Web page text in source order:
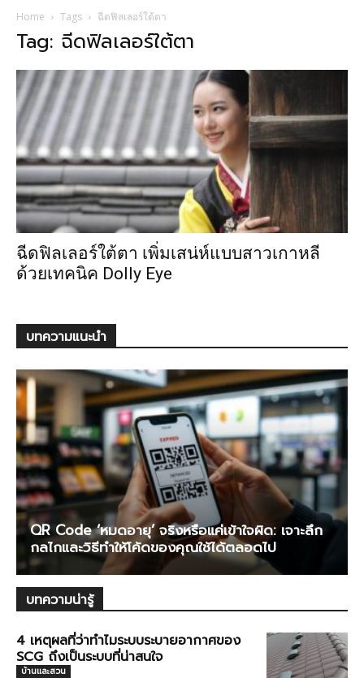
Home Tags ฉีดฟิลเลอร์ใต้ตา
Tag: ฉีดฟิลเลอร์ใต้ตา
ฉีดฟิลเลอร์ใต้ตา เพิ่มเสน่ห์แบบสาวเกาหลี
ด้วยเทคนิค Dolly Eye
บทความแนะนำ
QR Code ‘หมดอายุ’ จริงหรือแค่เข้าใจผิด: เจาะลึก
กลไกและวิธีทำให้โค้ดของคุณใช้ได้ตลอดไป
บทความน่ารู้
4 เหตุผลที่ว่าทำไมระบบระบายอากาศของ
SCG ถึงเป็นระบบที่น่าสนใจ
บ้านและสวน